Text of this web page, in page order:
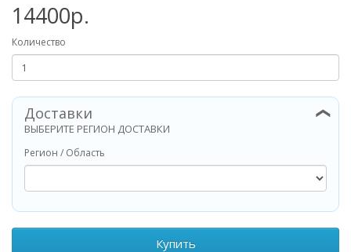
14400р.
Количество
Доставки ❯
ВЫБЕРИТЕ РЕГИОН ДОСТАВКИ
Регион / Область
Купить